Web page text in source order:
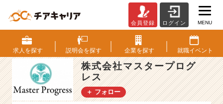
式
会
社
マ
ス
タ
ー
会員登録 ログイン MENU
求人を探す 説明会を探す 企業を探す 就職イベント
株式会社マスタープログ
レス
＋ フォロー